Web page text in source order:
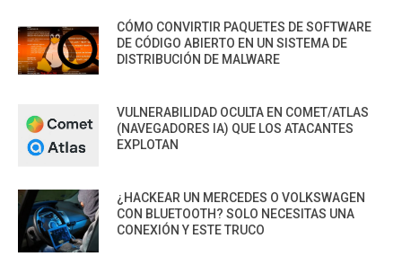
CÓMO CONVIRTIR PAQUETES DE SOFTWARE
DE CÓDIGO ABIERTO EN UN SISTEMA DE
DISTRIBUCIÓN DE MALWARE
VULNERABILIDAD OCULTA EN COMET/ATLAS
(NAVEGADORES IA) QUE LOS ATACANTES
EXPLOTAN
¿HACKEAR UN MERCEDES O VOLKSWAGEN
CON BLUETOOTH? SOLO NECESITAS UNA
CONEXIÓN Y ESTE TRUCO